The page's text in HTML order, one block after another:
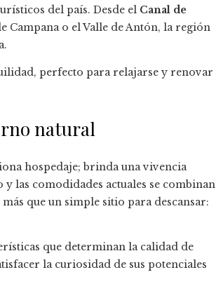
del país. Desde el Canal de
Campana o el Valle de Antón, la región
perfecto para relajarse y renovar
natural
hospedaje; brinda una vivencia
las comodidades actuales se combinan
que un simple sitio para descansar:
que determinan la calidad de
la curiosidad de sus potenciales